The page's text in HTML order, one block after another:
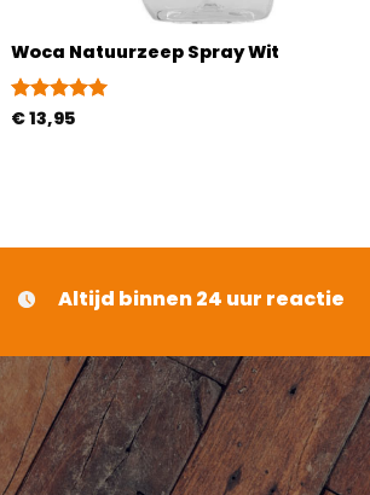
Woca Natuurzeep Spray Wit
Gewaardeerd
€13,95
Altijd binnen 24 uur reactie